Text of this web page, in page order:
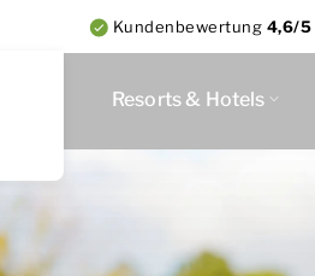
Kundenbewertung 4,6/5
Resorts & Hotels